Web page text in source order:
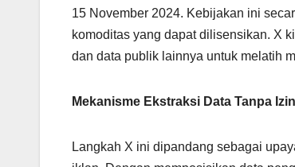
15 November 2024. Kebijakan ini
komoditas yang dapat dilisensikan. X
dan data publik lainnya untuk melatih
Mekanisme Ekstraksi Data Tanpa Izin
Langkah X ini dipandang sebagai